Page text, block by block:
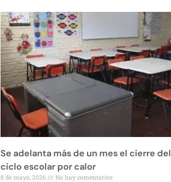
Se adelanta más de un mes el cierre del
ciclo escolar por calor
8 de mayo, 2026 No hay comentarios